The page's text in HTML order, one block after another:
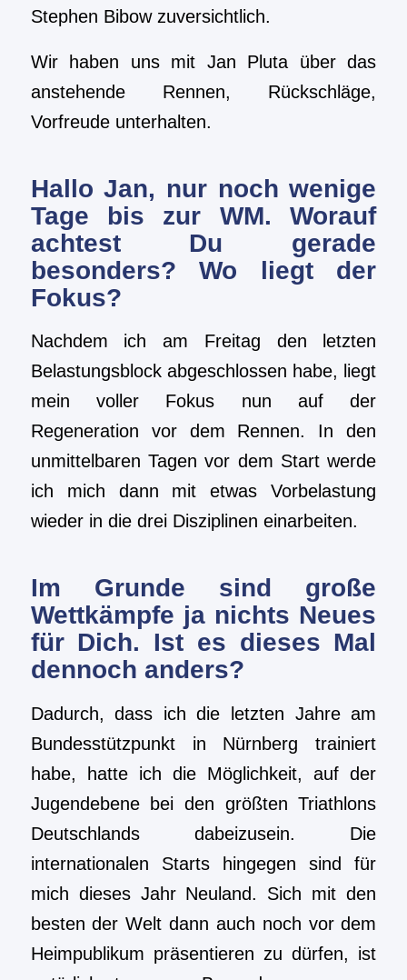
Stephen Bibow zuversichtlich.
Wir haben uns mit Jan Pluta über das
anstehende Rennen, Rückschläge,
Vorfreude unterhalten.
Hallo Jan, nur noch wenige
Tage bis zur WM. Worauf
achtest Du gerade
besonders? Wo liegt der
Fokus?
Nachdem ich am Freitag den letzten
Belastungsblock abgeschlossen habe, liegt
mein voller Fokus nun auf der
Regeneration vor dem Rennen. In den
unmittelbaren Tagen vor dem Start werde
ich mich dann mit etwas Vorbelastung
wieder in die drei Disziplinen einarbeiten.
Im Grunde sind große
Wettkämpfe ja nichts Neues
für Dich. Ist es dieses Mal
dennoch anders?
Dadurch, dass ich die letzten Jahre am
Bundesstützpunkt in Nürnberg trainiert
habe, hatte ich die Möglichkeit, auf der
Jugendebene bei den größten Triathlons
Deutschlands dabeizusein. Die
internationalen Starts hingegen sind für
mich dieses Jahr Neuland. Sich mit den
besten der Welt dann auch noch vor dem
Heimpublikum präsentieren zu dürfen, ist